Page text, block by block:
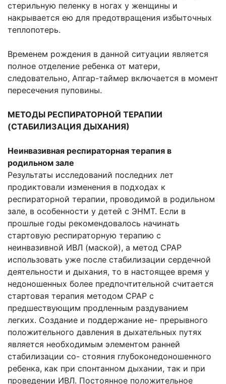
стерильную пеленку в ногах у женщины и
накрывается ею для предотвращения избыточных
теплопотерь.
Временем рождения в данной ситуации является
полное отделение ребенка от матери,
следовательно, Апгар-таймер включается в момент
пересечения пуповины.
МЕТОДЫ РЕСПИРАТОРНОЙ ТЕРАПИИ
(СТАБИЛИЗАЦИЯ ДЫХАНИЯ)
Неинвазивная респираторная терапия в
родильном зале
Результаты исследований последних лет
продиктовали изменения в подходах к
респираторной терапии, проводимой в родильном
зале, в особенности у детей с ЭНМТ. Если в
прошлые годы рекомендовалось начинать
стартовую респираторную терапию с
неинвазивной ИВЛ (маской), а метод СРАР
использовать уже после стабилизации сердечной
деятельности и дыхания, то в настоящее время у
недоношенных более предпочтительной считается
стартовая терапия методом СРАР с
предшествующим продленным раздуванием
легких. Создание и поддержание не- прерывного
положительного давления в дыхательных путях
является необходимым элементом ранней
стабилизации со- стояния глубоконедоношенного
ребенка, как при спонтанном дыхании, так и при
проведении ИВЛ. Постоянное положительное